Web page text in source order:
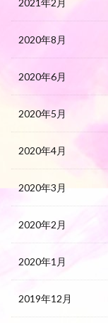
2021年2月
2020年8月
2020年6月
2020年5月
2020年4月
2020年3月
2020年2月
2020年1月
2019年12月